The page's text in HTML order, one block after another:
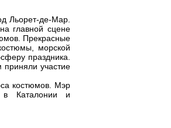
Льорет-де-Мар.
главной сцене
Прекрасные
морской
праздника.
приняли участие
костюмов. Мэр
в Каталонии и